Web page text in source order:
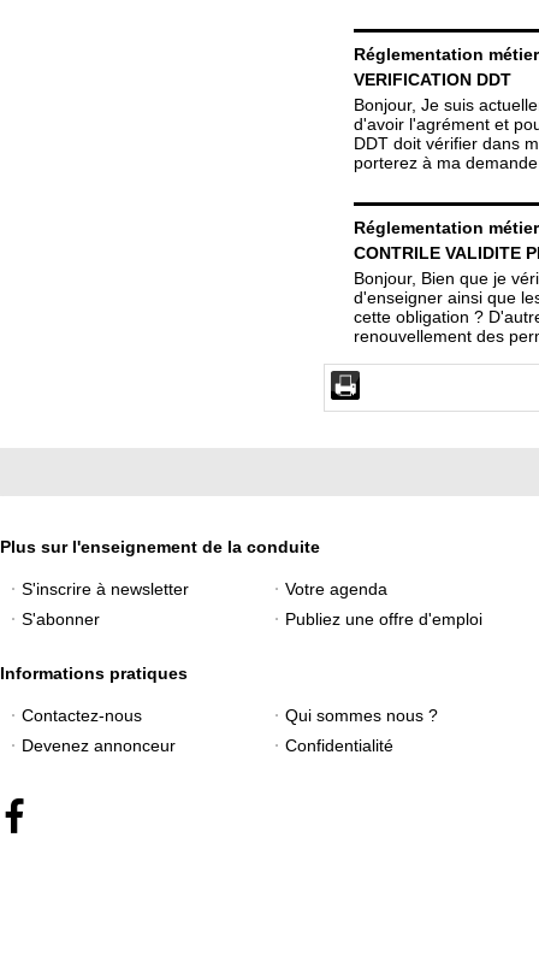
Réglementation
VERIFICATION DDT
Bonjour, Je suis
d'avoir l'agrément et
DDT doit vérifier dans
porterez à ma
Réglementation
CONTRILE VALIDITE
Bonjour, Bien que je
d'enseigner ainsi que
cette obligation ?
renouvellement des
Plus sur l'enseignement de la conduite
S'inscrire à newsletter
Votre agenda
S'abonner
Publiez une offre d'emploi
Informations pratiques
Contactez-nous
Qui sommes nous ?
Devenez annonceur
Confidentialité